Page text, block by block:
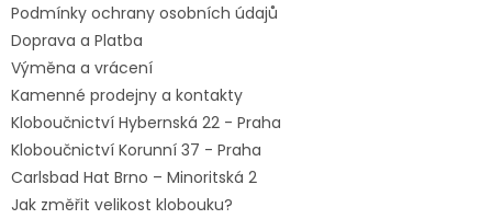
Podmínky ochrany osobních údajů
Doprava a Platba
Výměna a vrácení
Kamenné prodejny a kontakty
Kloboučnictví Hybernská 22 - Praha
Kloboučnictví Korunní 37 - Praha
Carlsbad Hat Brno – Minoritská 2
Jak změřit velikost klobouku?